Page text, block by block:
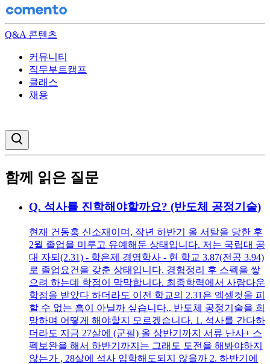
Q&A 콘텐츠
커뮤니티
직무부트캠프
클래스
채용
함께 읽은 질문
Q. 석사를 진학해야할까요? (반도체 공정기술)
현재 건동홍 신소재이며, 작년 하반기 올 서탈을 당한 후
2월 졸업을 미루고 유예해둔 상태입니다. 저는 국립대 공
대 자퇴(2.31) - 학은제 경영학사 - 현 학교 3.87(전공 3.94)
로 졸업요건을 갖춘 상태입니다. 경험정리 후 스펙을 쌓
으려 하는데 학점이 막막합니다. 최종학력에서 사람다운
학점을 받았다 하더라도 이전 학교의 2.31은 엑셀컷을 피
할 수 없는 흠이 아닐까 싶습니다.. 반도체 공정기술을 희
망하며 어떻게 해야할지 모르겠습니다. 1. 석사를 간다하
더라도 지금 27살에 (군필) 올 상반기까지 서류 난사+ 스
펙보완을 해서 하반기까지는 그래도 도전을 해봐야하지
않는가 , 28살에 석사 입학해도되지 않을까 2. 하반기에